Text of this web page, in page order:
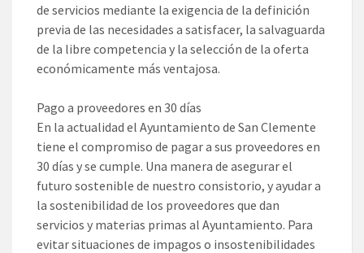
de servicios mediante la exigencia de la definición
previa de las necesidades a satisfacer, la salvaguarda
de la libre competencia y la selección de la oferta
económicamente más ventajosa.
Pago a proveedores en 30 días
En la actualidad el Ayuntamiento de San Clemente
tiene el compromiso de pagar a sus proveedores en
30 días y se cumple. Una manera de asegurar el
futuro sostenible de nuestro consistorio, y ayudar a
la sostenibilidad de los proveedores que dan
servicios y materias primas al Ayuntamiento. Para
evitar situaciones de impagos o insostenibilidades